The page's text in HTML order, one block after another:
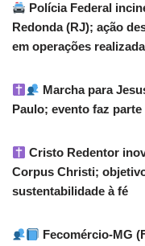
Polícia Federal
Redonda (RJ); ação
em operações
Marcha para
Paulo; evento faz
Cristo Redentor
Corpus Christi;
sustentabilidade à fé
Fecomércio-MG